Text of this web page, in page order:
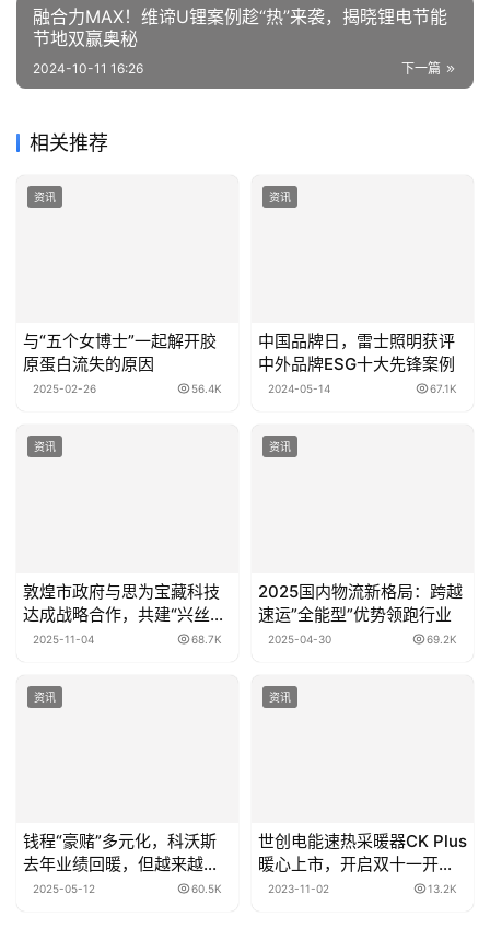
融合力MAX！维谛U锂案例趁“热”来袭，揭晓锂电节能
节地双赢奥秘
下一篇
2024-10-11 16:26
相关推荐
资讯
与“五个女博士”一起解开胶
原蛋白流失的原因
2025-02-26 56.4K
资讯
中国品牌日，雷士照明获评
中外品牌ESG十大先锋案例
2024-05-14 67.1K
资讯
敦煌市政府与思为宝藏科技
达成战略合作，共建“兴丝
路”文旅产业新标杆‌
2025-11-04 68.7K
资讯
2025国内物流新格局：跨越
速运”全能型”优势领跑行业
2025-04-30 69.2K
资讯
钱程“豪赌”多元化，科沃斯
去年业绩回暖，但越来越不
赚钱
2025-05-12 60.5K
资讯
世创电能速热采暖器CK Plus
暖心上市，开启双十一开门
红2023-11-02 13.2K